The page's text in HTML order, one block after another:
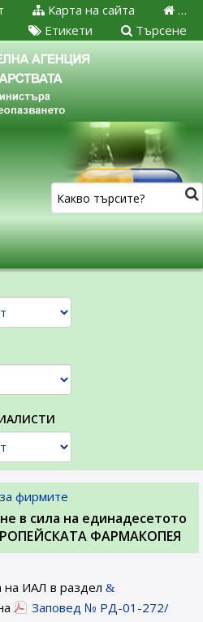
…
Карта на сайта
Търсене
Етикети
фирмите
в сила на единадесетото
ФАРМАКОПЕЯ
на ИАЛ в раздел
Заповед № РД-01-272/